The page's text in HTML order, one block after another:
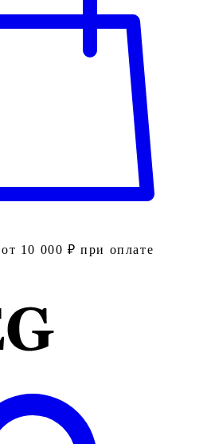
10 000 ₽ при оплате